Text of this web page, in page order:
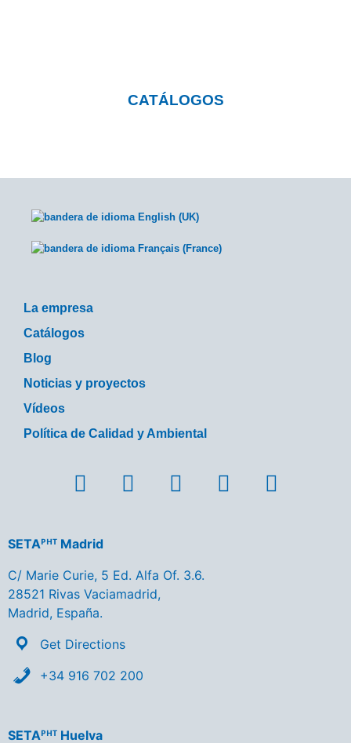
CATÁLOGOS
La empresa
Catálogos
Blog
Noticias y proyectos
Vídeos
Política de Calidad y Ambiental
SETAᴾᴴᵀ Madrid
C/ Marie Curie, 5 Ed. Alfa Of. 3.6.
28521 Rivas Vaciamadrid,
Madrid, España.
Get Directions
+34 916 702 200
SETAᴾᴴᵀ Huelva